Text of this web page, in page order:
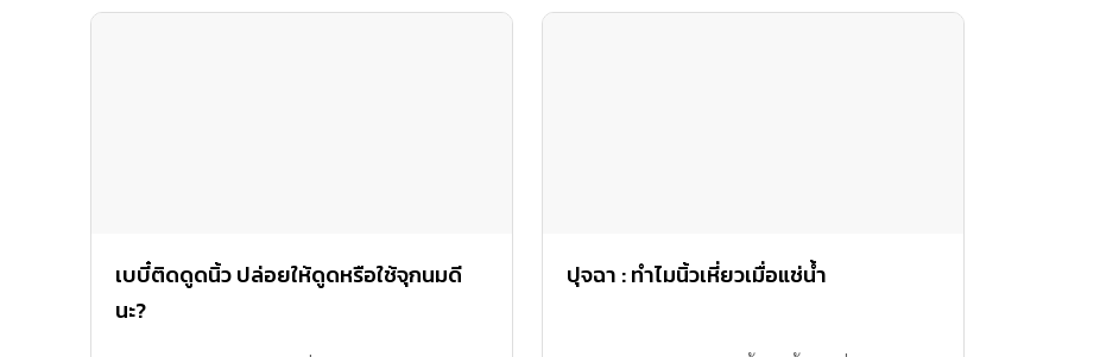
เบบี๋ติดดูดนิ้ว ปล่อยให้ดูดหรือใช้จุกนมดี
นะ?
ปุจฉา : ทำไมนิ้วเหี่ยวเมื่อแช่น้ำ